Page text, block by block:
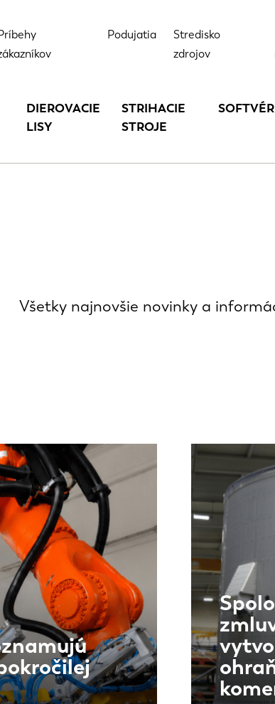
Podujatia
Stredisko
zdrojov
DIEROVACIE
LISY
STRIHACIE
STROJE
SOFTVÉR
Všetky najnovšie novinky a